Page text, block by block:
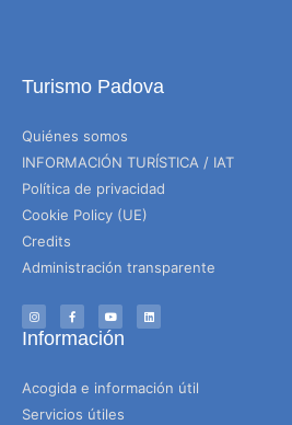
Turismo Padova
Quiénes somos
INFORMACIÓN TURÍSTICA / IAT
Política de privacidad
Cookie Policy (UE)
Credits
Administración transparente
Información
Acogida e información útil
Servicios útiles